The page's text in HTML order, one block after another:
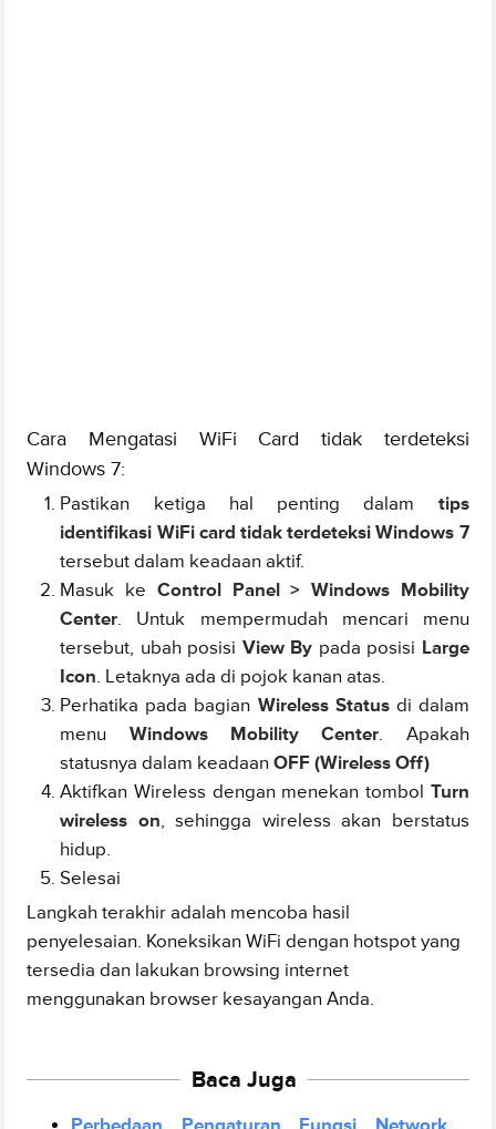
Cara Mengatasi WiFi Card tidak terdeteksi
Windows 7:
Pastikan ketiga hal penting dalam tips
identifikasi WiFi card tidak terdeteksi Windows 7
tersebut dalam keadaan aktif.
Masuk ke Control Panel > Windows Mobility
Center. Untuk mempermudah mencari menu
tersebut, ubah posisi View By pada posisi Large
Icon. Letaknya ada di pojok kanan atas.
Perhatika pada bagian Wireless Statusdi dalam
menu Windows Mobility Center. Apakah
statusnya dalam keadaan OFF (Wireless Off)
Aktifkan Wireless dengan menekan tombol Turn
wireless on, sehingga wireless akan berstatus
hidup.
Selesai
Langkah terakhir adalah mencoba hasil
penyelesaian. Koneksikan WiFi dengan hotspot yang
tersedia dan lakukan browsing internet
menggunakan browser kesayangan Anda.
Baca Juga